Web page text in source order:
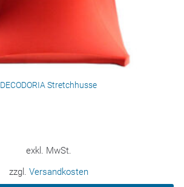
DECODORIA Stretchhusse
exkl. MwSt.
zzgl. Versandkosten